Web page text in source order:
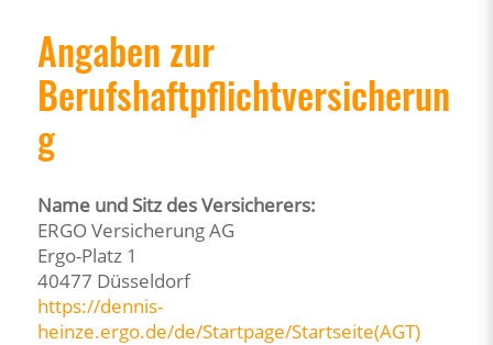
Angaben zur
Berufshaftpflichtversicherun
g
Name und Sitz des Versicherers:
ERGO Versicherung AG
Ergo-Platz 1
40477 Düsseldorf
https://dennis-
heinze.ergo.de/de/Startpage/Startseite(AGT)